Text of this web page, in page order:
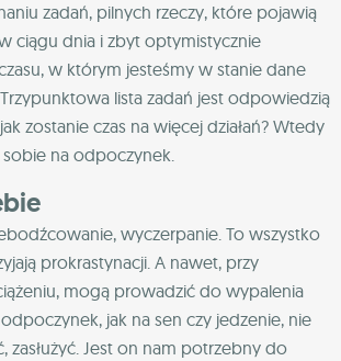
zadań, pilnych rzeczy, które pojawią
ciągu dnia i zbyt optymistycznie
w którym jesteśmy w stanie dane
lista zadań jest odpowiedzią
zostanie czas na więcej działań? Wtedy
na odpoczynek.
wyczerpanie. To wszystko
prokrastynacji. A nawet, przy
mogą prowadzić do wypalenia
jak na sen czy jedzenie, nie
zasłużyć. Jest on nam potrzebny do